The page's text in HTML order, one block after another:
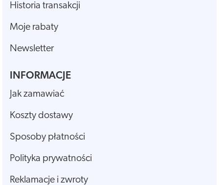
Historia transakcji
Moje rabaty
Newsletter
INFORMACJE
Jak zamawiać
Koszty dostawy
Sposoby płatności
Polityka prywatności
Reklamacje i zwroty